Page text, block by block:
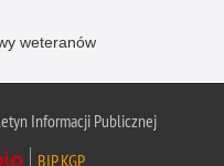
weteranów
Informacji Publicznej
BIP KGP